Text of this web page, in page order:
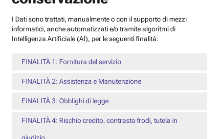
I Dati sono trattati, manualmente o con il supporto di mezzi
informatici, anche automatizzati e/o tramite algoritmi di
Intelligenza Artificiale (AI), per le seguenti finalità:
FINALITÀ 1: Fornitura del servizio
FINALITÀ 2: Assistenza e Manutenzione
FINALITÀ 3: Obblighi di legge
FINALITÀ 4: Rischio credito, contrasto frodi, tutela in